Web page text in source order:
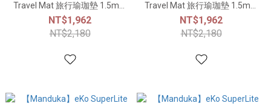
Travel Mat 旅行瑜珈墊 1.5mm
- Charcoal
NT$1,962
NT$2,180
Travel Mat 旅行瑜珈墊 1.5mm
- Orchid Marbled
NT$1,962
NT$2,180